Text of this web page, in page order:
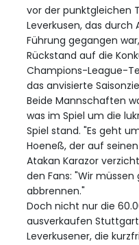
vor der punktgleichen
Leverkusen, das durch
Führung gegangen
Rückstand auf die
Champions-League-
das anvisierte
Beide Mannschaften
was im Spiel um die
Spiel stand. "Es geht
Hoeneß, der auf
Atakan Karazor
den Fans: "Wir
abbrennen."
Doch nicht nur die
ausverkaufen
Leverkusener, die